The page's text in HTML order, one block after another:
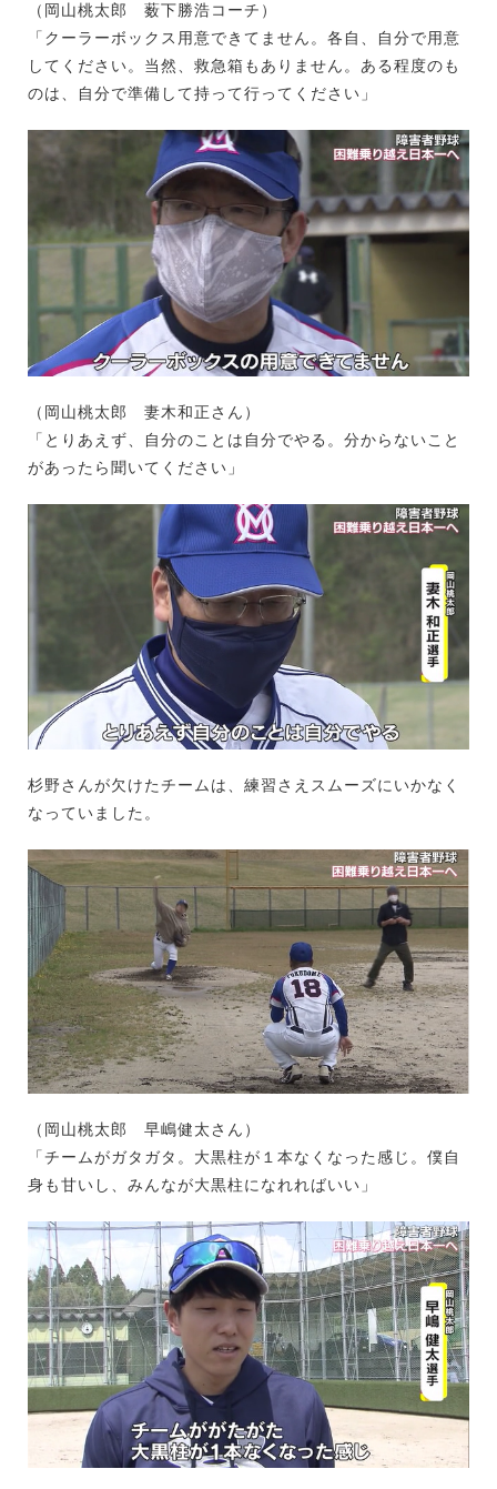
（岡山桃太郎 薮下勝浩コーチ）
「クーラーボックス用意できてません。各自、自分で用意
してください。当然、救急箱もありません。ある程度のも
のは、自分で準備して持って行ってください」
（岡山桃太郎 妻木和正さん）
「とりあえず、自分のことは自分でやる。分からないこと
があったら聞いてください」
杉野さんが欠けたチームは、練習さえスムーズにいかなく
なっていました。
（岡山桃太郎 早嶋健太さん）
「チームがガタガタ。大黒柱が１本なくなった感じ。僕自
身も甘いし、みんなが大黒柱になれればいい」